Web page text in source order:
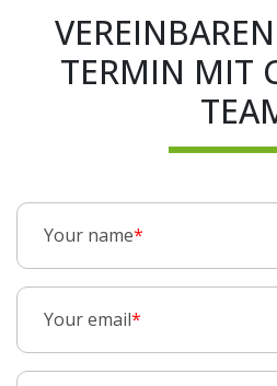
TERMIN MIT
Your name*
Your email*